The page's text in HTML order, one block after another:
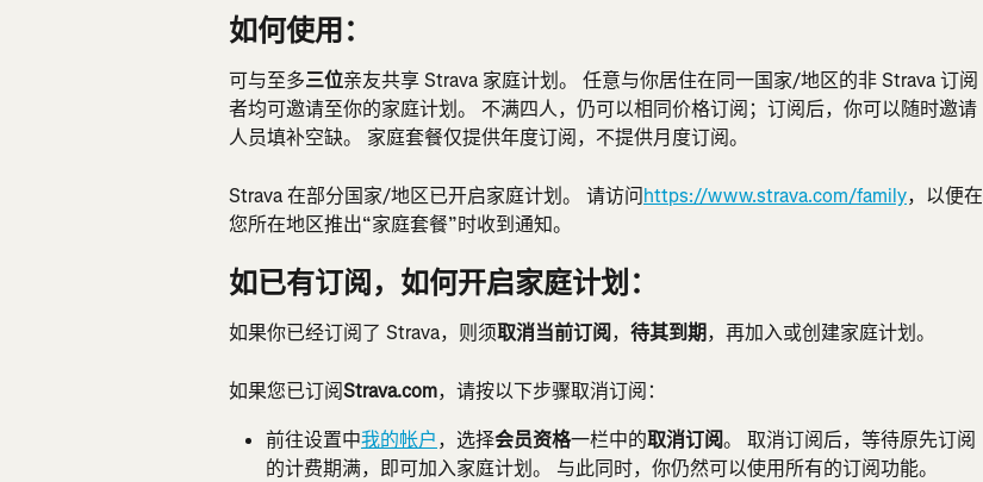
如何使用：
可与至多三位亲友共享 Strava 家庭计划。 任意与你居住在同一国家/地区的非 Strava 订阅
者均可邀请至你的家庭计划。 不满四人，仍可以相同价格订阅；订阅后，你可以随时邀请
人员填补空缺。 家庭套餐仅提供年度订阅，不提供月度订阅。
Strava 在部分国家/地区已开启家庭计划。 请访问https://www.strava.com/family，以便在
您所在地区推出“家庭套餐”时收到通知。
如已有订阅，如何开启家庭计划：
如果你已经订阅了 Strava，则须取消当前订阅， 待其到期，再加入或创建家庭计划。
如果您已订阅Strava.com，请按以下步骤取消订阅：
前往设置中我的帐户，选择会员资格一栏中的取消订阅。 取消订阅后，等待原先订阅
的计费期满，即可加入家庭计划。 与此同时，你仍然可以使用所有的订阅功能。